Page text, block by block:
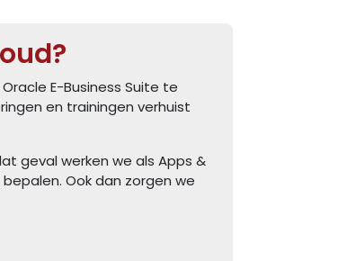
E-Business Suite te
en trainingen verhuist
geval werken we als Apps &
Ook dan zorgen we